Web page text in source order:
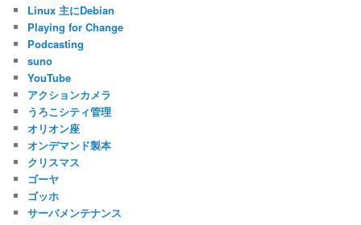
Linux 主にDebian
Playing for Change
Podcasting
suno
YouTube
アクションカメラ
うろこシティ管理
オリオン座
オンデマンド製本
クリスマス
ゴーヤ
ゴッホ
サーバメンテナンス